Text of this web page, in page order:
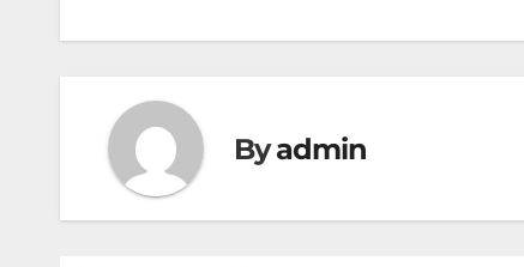
p o
g
Byadmin